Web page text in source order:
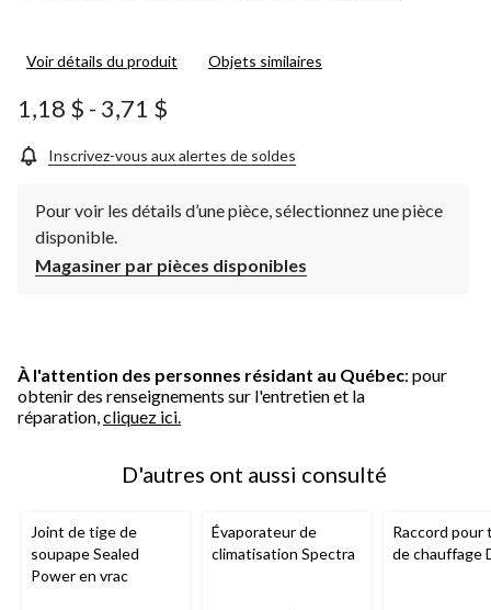
Voir détails du produit Objets similaires
1,18 $ - 3,71 $
Inscrivez-vous aux alertes de soldes
Pour voir les détails d’une pièce, sélectionnez une pièce
disponible.
Magasiner par pièces disponibles
À l'attention des personnes résidant au Québec: pour
obtenir des renseignements sur l'entretien et la
réparation, cliquez ici.
D'autres ont aussi consulté
Joint de tige de
soupape Sealed
Power en vrac
Évaporateur de
climatisation Spectra
Raccord pour
de chauffage